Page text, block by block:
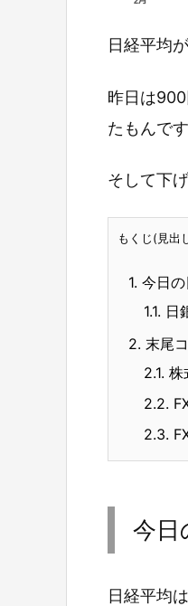
日経平均
昨日は
たもんです
そして下
もくじ(見出
1. 今日
1.1. 日
2. 末尾
2.1. 株
2.2.
2.3.
今日
日経平均